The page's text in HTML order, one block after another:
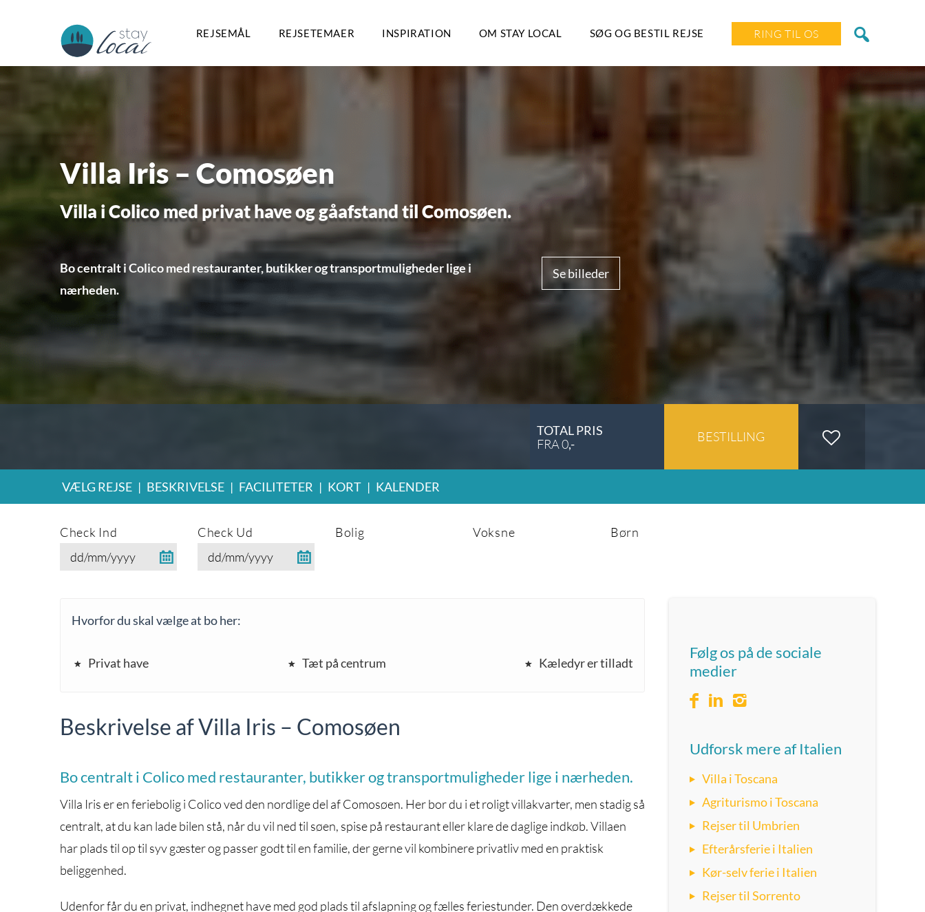
RING TIL OS
REJSEMÅL REJSETEMAER INSPIRATION OM STAY LOCAL SØG OG BESTIL REJSE
Villa Iris – Comosøen
Villa i Colico med privat have og gåafstand til Comosøen.
Bo centralt i Colico med restauranter, butikker og transportmuligheder lige i
nærheden.
Se billeder
TOTAL PRIS
FRA0,- BESTILLING
VÆLG REJSE | BESKRIVELSE | FACILITETER | KORT | KALENDER
Check Ind Check Ud Bolig Voksne Børn
Hvorfor du skal vælge at bo her:
Privat have Tæt på centrum Kæledyr er tilladt
Beskrivelse af Villa Iris – Comosøen
Bo centralt i Colico med restauranter, butikker og transportmuligheder lige i nærheden.
Villa Iris er en feriebolig i Colico ved den nordlige del af Comosøen. Her bor du i et roligt villakvarter, men stadig så
centralt, at du kan lade bilen stå, når du vil ned til søen, spise på restaurant eller klare de daglige indkøb. Villaen
har plads til op til syv gæster og passer godt til en familie, der gerne vil kombinere privatliv med en praktisk
beliggenhed.
Udenfor får du en privat, indhegnet have med god plads til afslapning og fælles feriestunder. Den overdækkede
Følg os på de sociale
medier
Udforsk mere af Italien
Villa i Toscana
Agriturismo i Toscana
Rejser til Umbrien
Efterårsferie i Italien
Kør-selv ferie i Italien
Rejser til Sorrento